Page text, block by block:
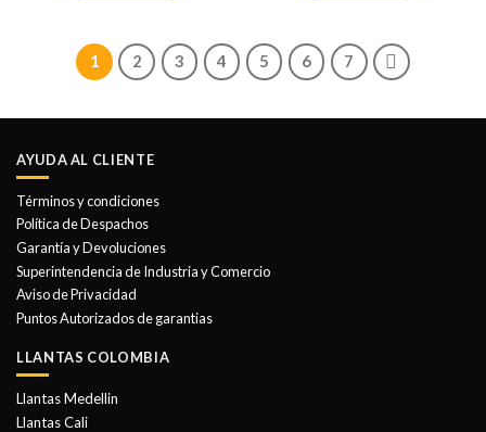
1 2 3 4 5 6 7
AYUDA AL CLIENTE
Términos y condiciones
Política de Despachos
Garantía y Devoluciones
Superintendencia de Industria y Comercio
Aviso de Privacidad
Puntos Autorizados de garantias
LLANTAS COLOMBIA
Llantas Medellin
Llantas Cali